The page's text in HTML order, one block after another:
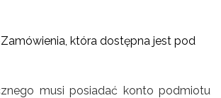
która dostępna jest pod
musi posiadać konto podmiotu